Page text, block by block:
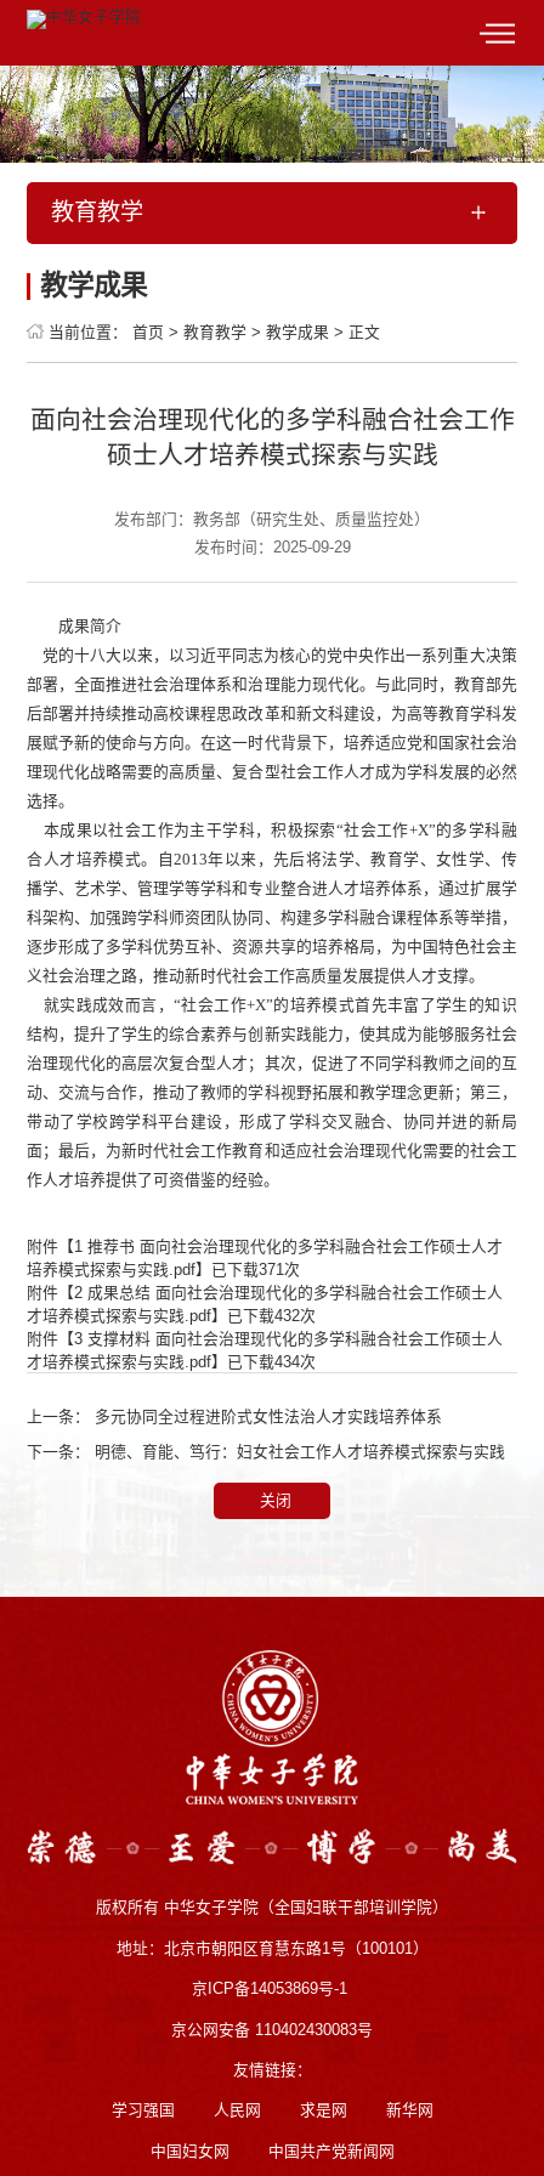
教育教学
教学成果
当前位置： 首页 > 教育教学 > 教学成果 > 正文
面向社会治理现代化的多学科融合社会工作
硕士人才培养模式探索与实践
发布部门：教务部（研究生处、质量监控处）
发布时间：2025-09-29
成果简介
党的十八大以来，以习近平同志为核心的党中央作出一系列重大决策
部署，全面推进社会治理体系和治理能力现代化。与此同时，教育部先
后部署并持续推动高校课程思政改革和新文科建设，为高等教育学科发
展赋予新的使命与方向。在这一时代背景下，培养适应党和国家社会治
理现代化战略需要的高质量、复合型社会工作人才成为学科发展的必然
选择。
本成果以社会工作为主干学科，积极探索“社会工作+X”的多学科融
合人才培养模式。自2013年以来，先后将法学、教育学、女性学、传
播学、艺术学、管理学等学科和专业整合进人才培养体系，通过扩展学
科架构、加强跨学科师资团队协同、构建多学科融合课程体系等举措，
逐步形成了多学科优势互补、资源共享的培养格局，为中国特色社会主
义社会治理之路，推动新时代社会工作高质量发展提供人才支撑。
就实践成效而言，“社会工作+X”的培养模式首先丰富了学生的知识
结构，提升了学生的综合素养与创新实践能力，使其成为能够服务社会
治理现代化的高层次复合型人才；其次，促进了不同学科教师之间的互
动、交流与合作，推动了教师的学科视野拓展和教学理念更新；第三，
带动了学校跨学科平台建设，形成了学科交叉融合、协同并进的新局
面；最后，为新时代社会工作教育和适应社会治理现代化需要的社会工
作人才培养提供了可资借鉴的经验。
附件【1 推荐书 面向社会治理现代化的多学科融合社会工作硕士人才
培养模式探索与实践.pdf】已下载371 次
附件【2 成果总结 面向社会治理现代化的多学科融合社会工作硕士人
才培养模式探索与实践.pdf】已下载432次
附件【3 支撑材料 面向社会治理现代化的多学科融合社会工作硕士人
才培养模式探索与实践.pdf】已下载434次
上一条： 多元协同全过程进阶式女性法治人才实践培养体系
下一条： 明德、育能、笃行：妇女社会工作人才培养模式探索与实践
关闭
版权所有 中华女子学院（全国妇联干部培训学院）
地址：北京市朝阳区育慧东路1号（100101）
京ICP备14053869号-1
京公网安备 110402430083号
友情链接：
学习强国 人民网 求是网 新华网
中国妇女网 中国共产党新闻网